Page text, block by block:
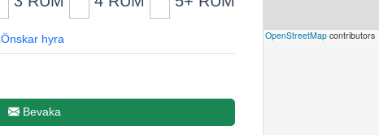
OpenStreetMap contributors
Önskar hyra
Bevaka